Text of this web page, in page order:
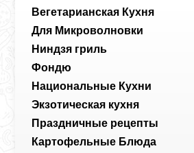
Вегетарианская Кухня
Для Микроволновки
Ниндзя гриль
Фондю
Национальные Кухни
Экзотическая кухня
Праздничные рецепты
Картофельные Блюда